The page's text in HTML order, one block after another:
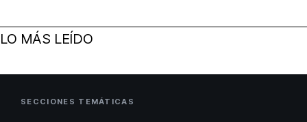
LO MÁS LEÍDO
SECCIONES TEMÁTICAS